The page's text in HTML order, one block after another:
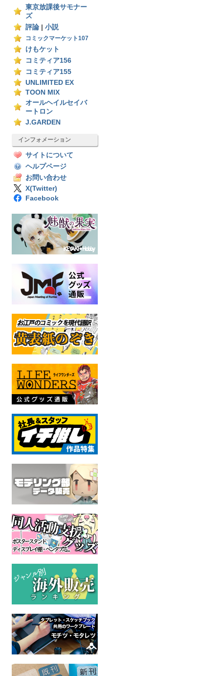
東京放課後サモナー
ズ
評論
小説
コミックマーケット107
けもケット
コミティア156
コミティア155
UNLIMITED EX
TOON MIX
オールヘイルセイバ
ートロン
J.GARDEN
インフォメーション
サイトについて
ヘルプページ
お問い合わせ
X(Twitter)
Facebook